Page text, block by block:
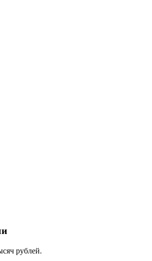
рублей.